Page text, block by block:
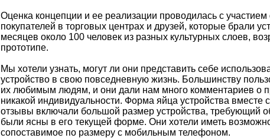
Оценка концепции и ее реализации проводилась с
покупателей в торговых центрах и друзей, которые брали
месяцев около 100 человек из разных культурных слоев,
прототипе.
Мы хотели узнать, могут ли они представить себе
устройство в свою повседневную жизнь. Большинству
их любимым людям, и они дали нам много комментариев о
никакой индивидуальности. Форма яйца устройства вместе
отзывы включали большой размер устройства, требующий
были ясны в его текущей форме. Они хотели иметь
сопоставимое по размеру с мобильным телефоном.